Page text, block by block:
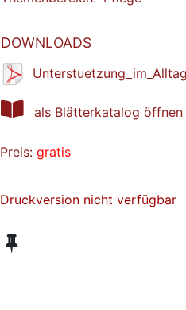
DOWNLOADS
als Blätterkatalog öffnen
Preis: gratis
Druckversion nicht verfügbar